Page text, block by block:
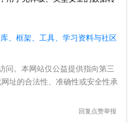
、框架、工具、学习资料与社区
问。本网站仅公益提供指向第三
址的合法性、准确性或安全性承
回复 点赞举报